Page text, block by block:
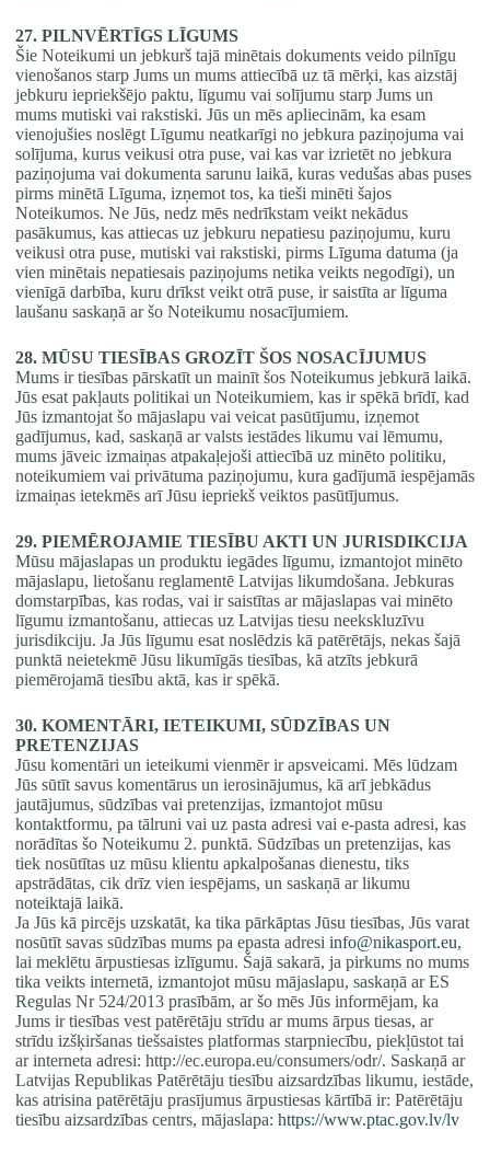
27. PILNVĒRTĪGS LĪGUMS
Šie Noteikumi un jebkurš tajā minētais dokuments veido pilnīgu
vienošanos starp Jums un mums attiecībā uz tā mērķi, kas aizstāj
jebkuru iepriekšējo paktu, līgumu vai solījumu starp Jums un
mums mutiski vai rakstiski. Jūs un mēs apliecinām, ka esam
vienojušies noslēgt Līgumu neatkarīgi no jebkura paziņojuma vai
solījuma, kurus veikusi otra puse, vai kas var izrietēt no jebkura
paziņojuma vai dokumenta sarunu laikā, kuras vedušas abas puses
pirms minētā Līguma, izņemot tos, ka tieši minēti šajos
Noteikumos. Ne Jūs, nedz mēs nedrīkstam veikt nekādus
pasākumus, kas attiecas uz jebkuru nepatiesu paziņojumu, kuru
veikusi otra puse, mutiski vai rakstiski, pirms Līguma datuma (ja
vien minētais nepatiesais paziņojums netika veikts negodīgi), un
vienīgā darbība, kuru drīkst veikt otrā puse, ir saistīta ar līguma
laušanu saskaņā ar šo Noteikumu nosacījumiem.
28. MŪSU TIESĪBAS GROZĪT ŠOS NOSACĪJUMUS
Mums ir tiesības pārskatīt un mainīt šos Noteikumus jebkurā laikā.
Jūs esat pakļauts politikai un Noteikumiem, kas ir spēkā brīdī, kad
Jūs izmantojat šo mājaslapu vai veicat pasūtījumu, izņemot
gadījumus, kad, saskaņā ar valsts iestādes likumu vai lēmumu,
mums jāveic izmaiņas atpakaļejoši attiecībā uz minēto politiku,
noteikumiem vai privātuma paziņojumu, kura gadījumā iespējamās
izmaiņas ietekmēs arī Jūsu iepriekš veiktos pasūtījumus.
29. PIEMĒROJAMIE TIESĪBU AKTI UN JURISDIKCIJA
Mūsu mājaslapas un produktu iegādes līgumu, izmantojot minēto
mājaslapu, lietošanu reglamentē Latvijas likumdošana. Jebkuras
domstarpības, kas rodas, vai ir saistītas ar mājaslapas vai minēto
līgumu izmantošanu, attiecas uz Latvijas tiesu neekskluzīvu
jurisdikciju. Ja Jūs līgumu esat noslēdzis kā patērētājs, nekas šajā
punktā neietekmē Jūsu likumīgās tiesības, kā atzīts jebkurā
piemērojamā tiesību aktā, kas ir spēkā.
30. KOMENTĀRI, IETEIKUMI, SŪDZĪBAS UN
PRETENZIJAS
Jūsu komentāri un ieteikumi vienmēr ir apsveicami. Mēs lūdzam
Jūs sūtīt savus komentārus un ierosinājumus, kā arī jebkādus
jautājumus, sūdzības vai pretenzijas, izmantojot mūsu
kontaktformu, pa tālruni vai uz pasta adresi vai e-pasta adresi, kas
norādītas šo Noteikumu 2. punktā. Sūdzības un pretenzijas, kas
tiek nosūtītas uz mūsu klientu apkalpošanas dienestu, tiks
apstrādātas, cik drīz vien iespējams, un saskaņā ar likumu
noteiktajā laikā.
Ja Jūs kā pircējs uzskatāt, ka tika pārkāptas Jūsu tiesības, Jūs varat
nosūtīt savas sūdzības mums pa epasta adresi info@nikasport.eu,
lai meklētu ārpustiesas izlīgumu. Šajā sakarā, ja pirkums no mums
tika veikts internetā, izmantojot mūsu mājaslapu, saskaņā ar ES
Regulas Nr 524/2013 prasībām, ar šo mēs Jūs informējam, ka
Jums ir tiesības vest patērētāju strīdu ar mums ārpus tiesas, ar
strīdu izšķiršanas tiešsaistes platformas starpniecību, piekļūstot tai
ar interneta adresi: http://ec.europa.eu/consumers/odr/. Saskaņā ar
Latvijas Republikas Patērētāju tiesību aizsardzības likumu, iestāde,
kas atrisina patērētāju prasījumus ārpustiesas kārtībā ir: Patērētāju
tiesību aizsardzības centrs, mājaslapa: https://www.ptac.gov.lv/lv